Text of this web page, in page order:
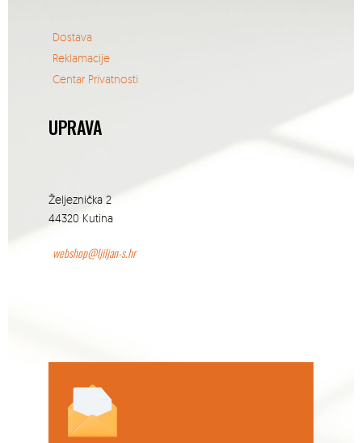
Dostava
Reklamacije
Centar Privatnosti
UPRAVA
Željeznička 2
44320 Kutina
webshop@ljiljan-s.hr